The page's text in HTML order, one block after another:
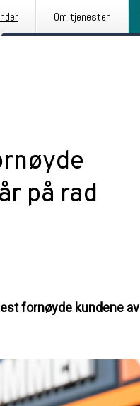
Om tjenesten
på rad
fornøyde kundene av